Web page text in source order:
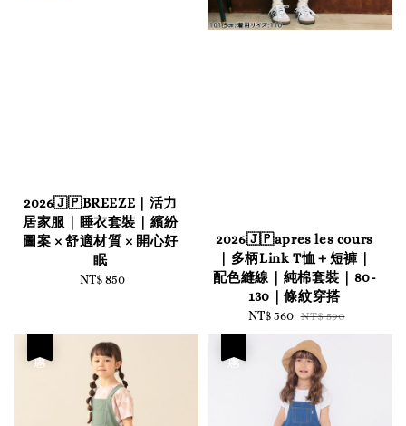
2026🇯🇵BREEZE｜活力
居家服｜睡衣套裝｜繽紛
圖案 × 舒適材質 × 開心好
眠
Regular
NT$ 850
2026🇯🇵apres les cours
｜多柄Link T恤＋短褲｜
配色縫線｜純棉套裝｜80-
130｜條紋穿搭
Sale
price
NT$ 560 Regular
NT$ 590